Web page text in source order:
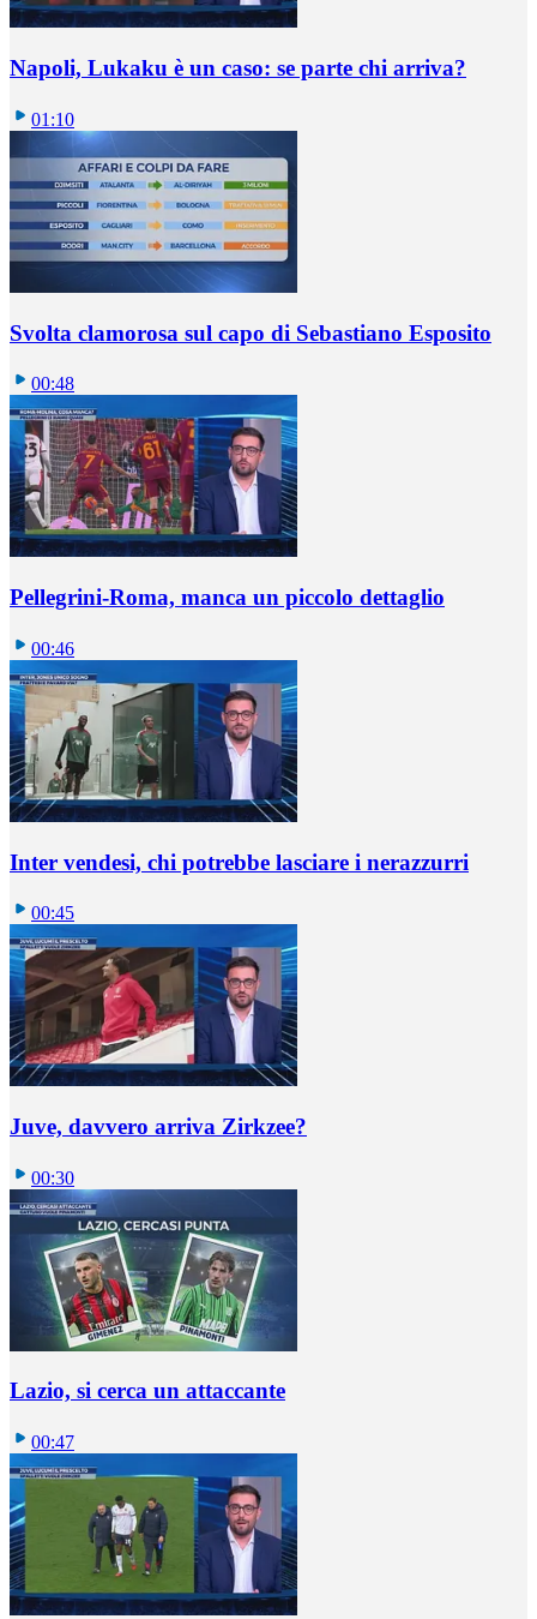
Napoli, Lukaku è un caso: se parte chi arriva?
01:10
Svolta clamorosa sul capo di Sebastiano Esposito
00:48
Pellegrini-Roma, manca un piccolo dettaglio
00:46
Inter vendesi, chi potrebbe lasciare i nerazzurri
00:45
Juve, davvero arriva Zirkzee?
00:30
Lazio, si cerca un attaccante
00:47